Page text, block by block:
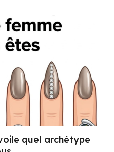
quel archétype